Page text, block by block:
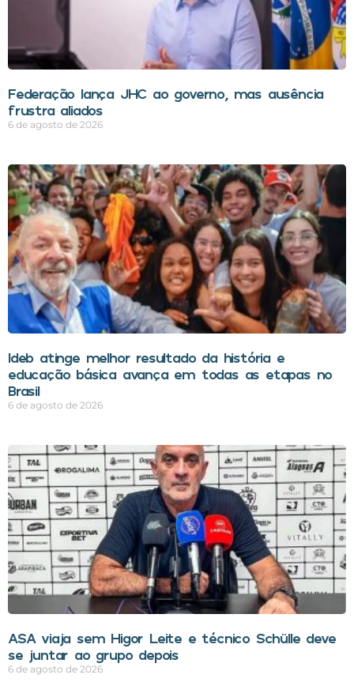
Federação lança JHC ao governo, mas ausência
frustra aliados
6 de agosto de 2026
Ideb atinge melhor resultado da história e
educação básica avança em todas as etapas no
Brasil
6 de agosto de 2026
ASA viaja sem Higor Leite e técnico Schülle deve
se juntar ao grupo depois
6 de agosto de 2026